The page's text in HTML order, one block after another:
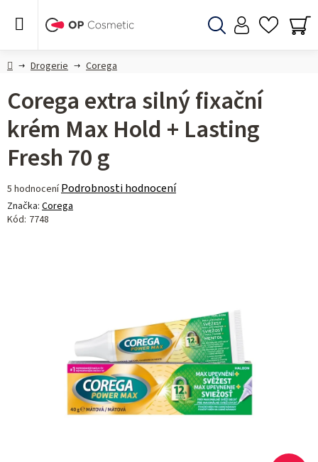
DomůDrogerie Corega
Corega extra silný fixační
krém Max Hold + Lasting
Fresh 70 g
Průměrné
hodnocení
produktu
5 hodnocení Podrobnosti hodnocení
Značka: Corega
Kód: 7748